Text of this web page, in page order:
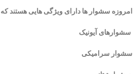
امروزه سشوار ها دارای ویژگی هایی هستند که
سشوارهای آیونیک
سشوار سرامیکی